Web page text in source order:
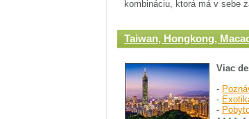
kombináciu, ktorá má v sebe
Taiwan, Hongkong,
Viac
-
-
-